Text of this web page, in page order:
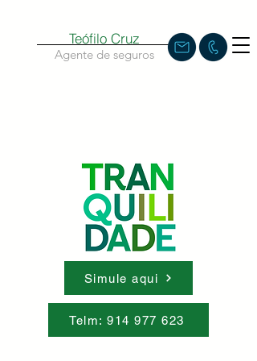
Teófilo Cruz
Agente de seguros
Simule aqui
Telm: 914 977 623